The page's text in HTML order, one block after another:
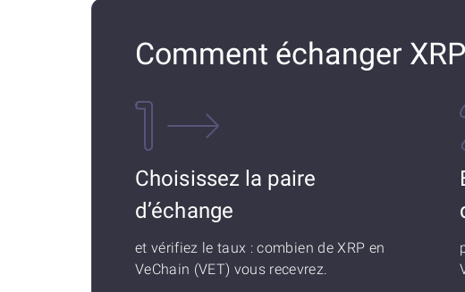
Comment échanger
Choisissez la paire
d’échange
et vérifiez le taux : combien de XRP en
VeChain (VET) vous recevrez.